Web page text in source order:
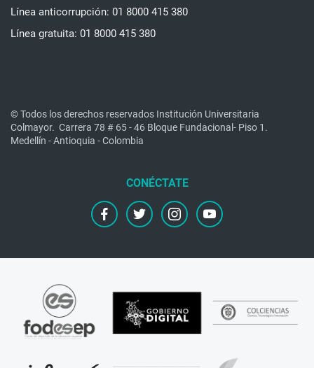
Línea anticorrupción: 01 8000 415 380
Línea gratuita: 01 8000 415 380
© Todos los derechos reservados Institución Universitaria
Colmayor. Carrera 78 # 65 - 46 Bloque Fundacional- Piso 1.
Medellín - Antioquia - Colombia